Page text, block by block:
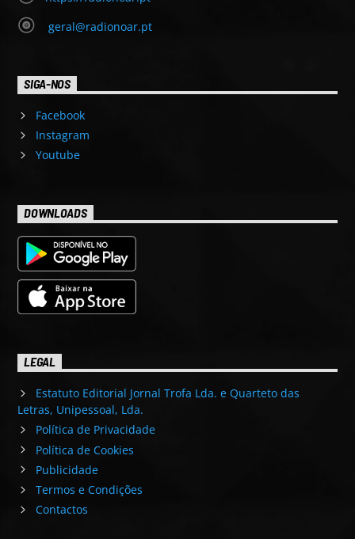
geral@radionoar.pt
SIGA-NOS
Facebook
Instagram
Youtube
DOWNLOADS
LEGAL
Estatuto Editorial Jornal Trofa Lda. e Quarteto das
Letras, Unipessoal, Lda.
Política de Privacidade
Política de Cookies
Publicidade
Termos e Condições
Contactos